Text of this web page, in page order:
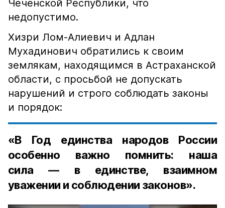
Чеченской Республики, что
недопустимо.
Хизри Лом-Алиевич и Адлан
Мухадинович обратились к своим
землякам, находящимся в Астраханской
области, с просьбой не допускать
нарушений и строго соблюдать законы
и порядок:
«В Год единства народов России
особенно важно помнить: наша
сила — в единстве, взаимном
уважении и соблюдении законов».